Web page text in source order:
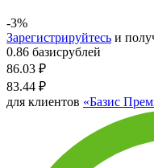
-3%
Зарегистрируйтесь и
0.86 базисрублей
86.03 ₽
83.44 ₽
для клиентов «Базис